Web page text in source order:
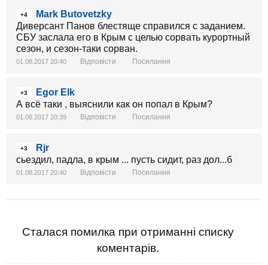
+4
Mark Butovetzky
Диверсант Панов блестяще справился с заданием.
СБУ заслала его в Крым с целью сорвать курортный
сезон, и сезон-таки сорван.
01.08.2017 20:40 Відповісти Посилання
+3
Egor Elk
А всё таки , выяснили как он попал в Крым?
01.08.2017 20:39 Відповісти Посилання
+3
Rjr
сьездил, падла, в крым ... пусть сидит, раз дол...б
01.08.2017 20:40 Відповісти Посилання
Сталася помилка при отриманні списку
коментарів.